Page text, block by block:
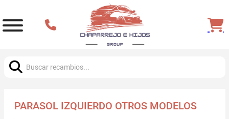
PARASOL IZQUIERDO OTROS MODELOS